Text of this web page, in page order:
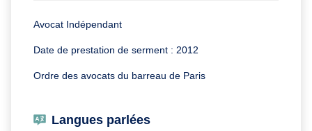
Avocat Indépendant
Date de prestation de serment : 2012
Ordre des avocats du barreau de Paris
Langues parlées